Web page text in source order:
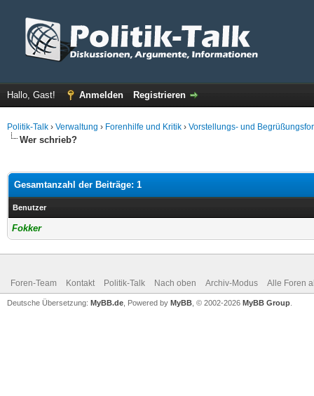
Hallo, Gast! Anmelden Registrieren
Politik-Talk › Verwaltung › Forenhilfe und Kritik › Vorstellungs- und
Wer schrieb?
Gesamtanzahl der Beiträge: 1
Benutzer
Fokker
Foren-Team Kontakt Politik-Talk Nach oben Archiv-Modus Alle Foren
Deutsche Übersetzung: MyBB.de , Powered by MyBB , © 2002-2026 MyBB Group